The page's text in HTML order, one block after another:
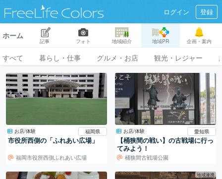
ログイン 登録
ホーム
記事 フォト 地域紹介 地域PR 企画・案内
すべて 暮らし・仕事 グルメ・お店 観光・レジャー
お店/体験 福岡県
市役所西側の「ふれあい広場」
福岡市役所西側ふれあい広場
お店/体験 愛知県
【桶狭間の戦い】の古戦場に行っ
てみよう！
桶狭間古戦場公園
地域連携